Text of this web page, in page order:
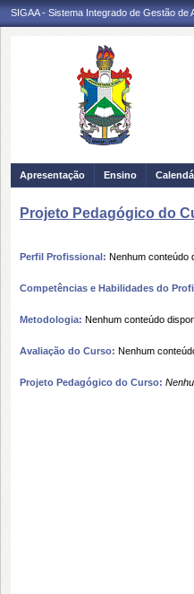
SIGAA - Sistema Integrado de Gestão de
Apresentação Ensino
Projeto Pedagógico do
Perfil Profissional: Nenhum conteúdo
Competências e Habilidades do
Metodologia: Nenhum conteúdo
Avaliação do Curso: Nenhum
Projeto Pedagógico do Curso: